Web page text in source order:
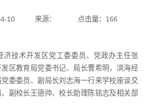
10 来源： 点击量： 166
济技术开发区党工委委员、党政办主任张
区教育局党委书记、局长曹希明，滨海经
委委员、副局长刘志海一行来学校座谈交
副校长王德帅、校长助理陈铭志及相关部